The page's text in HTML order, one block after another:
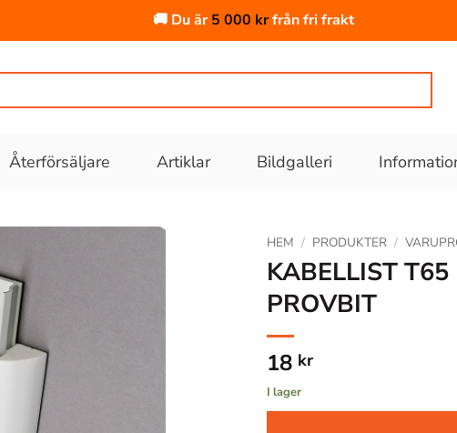
🚚 Du är5 000 krfrån fri frakt
Återförsäljare Artiklar Bildgalleri
HEM / PRODUKTER /
KABELLIST
PROVBIT
18 kr
I lager